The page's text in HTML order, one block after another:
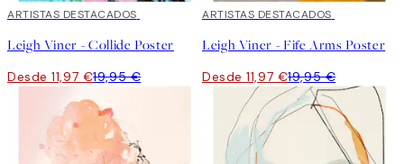
40%*
ARTISTAS DESTACADOS
Leigh Viner - Collide Poster
Desde 11,97 €19,95 €
40%*
ARTISTAS DESTACADOS
Leigh Viner - Fife Arms Poster
Desde 11,97 €19,95 €